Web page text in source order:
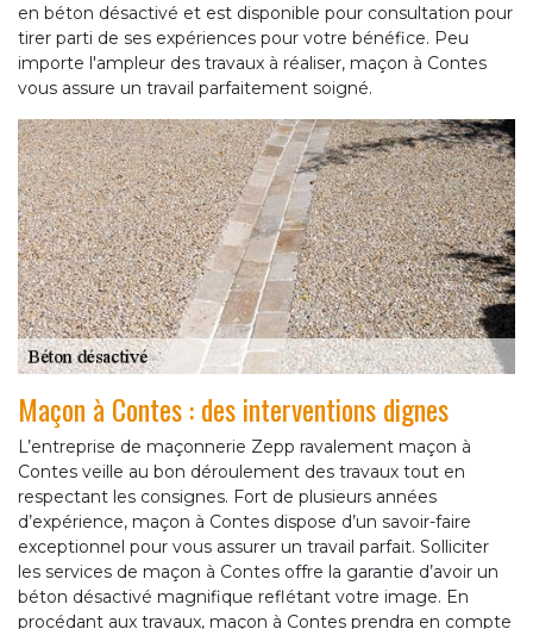
en béton désactivé et est disponible pour consultation pour
tirer parti de ses expériences pour votre bénéfice. Peu
importe l'ampleur des travaux à réaliser, maçon à Contes
vous assure un travail parfaitement soigné.
Maçon à Contes : des interventions dignes
L’entreprise de maçonnerie Zepp ravalement maçon à
Contes veille au bon déroulement des travaux tout en
respectant les consignes. Fort de plusieurs années
d’expérience, maçon à Contes dispose d’un savoir-faire
exceptionnel pour vous assurer un travail parfait. Solliciter
les services de maçon à Contes offre la garantie d’avoir un
béton désactivé magnifique reflétant votre image. En
procédant aux travaux, maçon à Contes prendra en compte